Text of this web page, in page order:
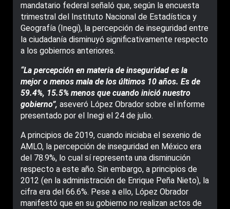
mandatario federal señaló que, según la encuesta
trimestral del Instituto Nacional de Estadística y
Geografía (Inegi), la percepción de inseguridad entre
la ciudadanía disminuyó significativamente respecto
a los gobiernos anteriores.
“La percepción en materia de inseguridad es la
mejor o menos mala de los últimos 10 años. Es de
59.4%, 15.5% menos que cuando inició nuestro
gobierno”, aseveró López Obrador sobre el informe
presentado por el Inegi el 24 de julio.
A principios de 2019, cuando iniciaba el sexenio de
AMLO, la percepción de inseguridad en México era
del 78.9%, lo cual sí representa una disminución
respecto a este año. Sin embargo, a principios de
2012 (en la administración de Enrique Peña Nieto), la
cifra era del 66.6%. Pese a ello, López Obrador
manifestó que en su gobierno no realizan actos de